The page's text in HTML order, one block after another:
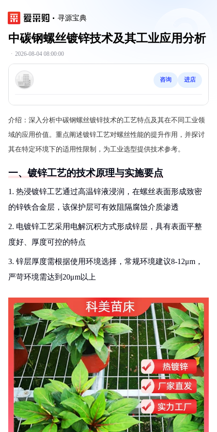
寻源宝典
中碳钢螺丝镀锌技术及其工业应用分析
· 2026-08-04 08:00:00
咨询 进店
介绍： 深入分析中碳钢螺丝镀锌技术的工艺特点及其在不同工业领
域的应用价值。重点阐述镀锌工艺对螺丝性能的提升作用，并探讨
其在特定环境下的适用性限制，为工业选型提供技术参考。
一、镀锌工艺的技术原理与实施要点
1. 热浸镀锌工艺通过高温锌液浸润，在螺丝表面形成致密
的锌铁合金层，该保护层可有效阻隔腐蚀介质渗透
2. 电镀锌工艺采用电解沉积方式形成锌层，具有表面平整
度好、厚度可控的特点
3. 锌层厚度需根据使用环境选择，常规环境建议8-12μm，
严苛环境需达到20μm以上